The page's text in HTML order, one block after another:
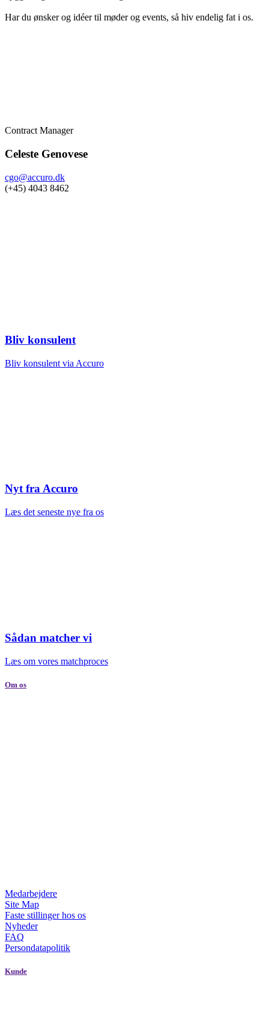
Har du ønsker og idéer til møder og events, så hiv endelig fat i os.
Contract Manager
Celeste Genovese
cgo@accuro.dk
(+45) 4043 8462
Bliv konsulent
Bliv konsulent via Accuro
Nyt fra Accuro
Læs det seneste nye fra os
Sådan matcher vi
Læs om vores matchproces
Om os
Medarbejdere
Site Map
Faste stillinger hos os
Nyheder
FAQ
Persondatapolitik
Kunde